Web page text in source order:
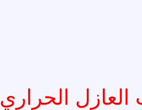
الحراري